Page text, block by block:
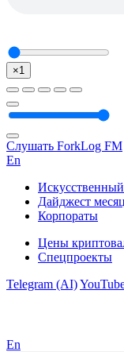
×1
Слушать ForkLog FM
En
Дайджест
Корпораты
Цены
Спецпроекты
Telegram (AI)
En